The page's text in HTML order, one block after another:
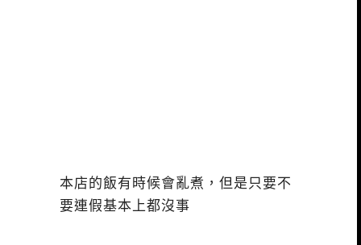
本店的飯有時候會亂煮，但是只要不
要連假基本上都沒事